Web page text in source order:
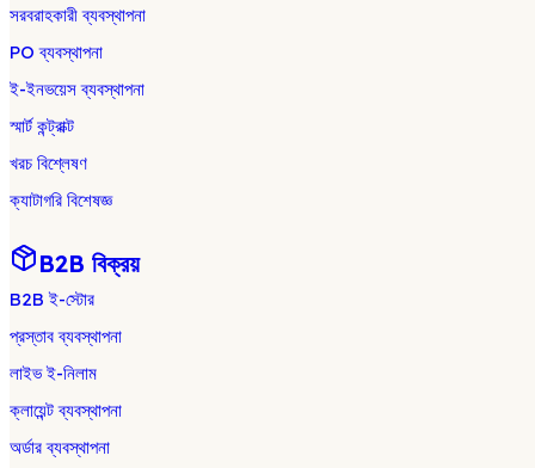
সরবরাহকারী ব্যবস্থাপনা
PO ব্যবস্থাপনা
ই-ইনভয়েস ব্যবস্থাপনা
স্মার্ট কন্ট্রাক্ট
খরচ বিশ্লেষণ
ক্যাটাগরি বিশেষজ্ঞ
B2B বিক্রয়
B2B ই-স্টোর
প্রস্তাব ব্যবস্থাপনা
লাইভ ই-নিলাম
ক্লায়েন্ট ব্যবস্থাপনা
অর্ডার ব্যবস্থাপনা